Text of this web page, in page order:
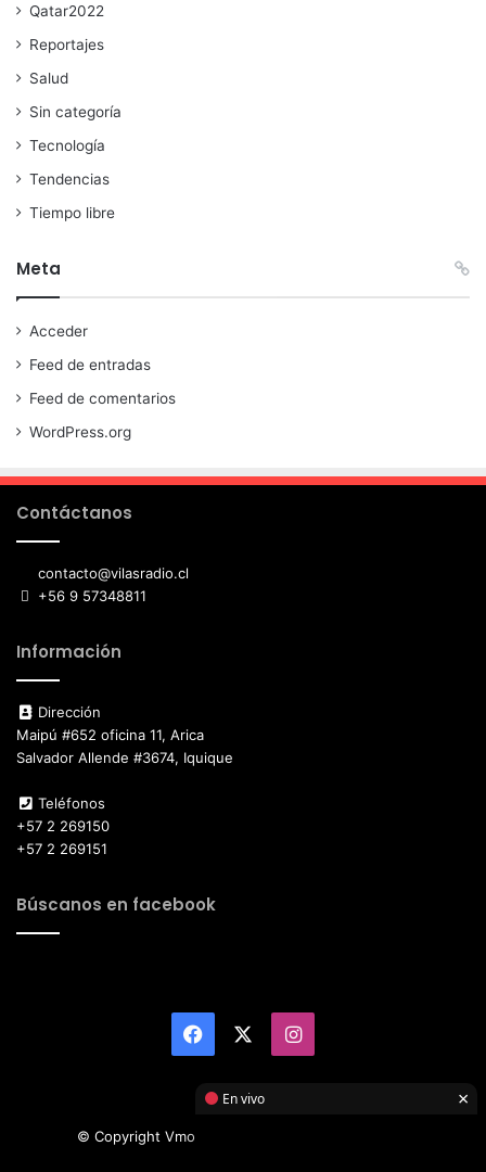
Qatar2022
Reportajes
Salud
Sin categoría
Tecnología
Tendencias
Tiempo libre
Meta
Acceder
Feed de entradas
Feed de comentarios
WordPress.org
Contáctanos
contacto@vilasradio.cl
+56 9 57348811
Información
Dirección
Maipú #652 oficina 11, Arica
Salvador Allende #3674, Iquique
Teléfonos
+57 2 269150
+57 2 269151
Búscanos en facebook
Facebook Instagram
© Copyright Vmotor TI 2026, All Rights Reserved
En vivo ×